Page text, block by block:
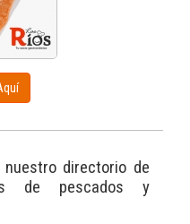
directorio de
de pescados y